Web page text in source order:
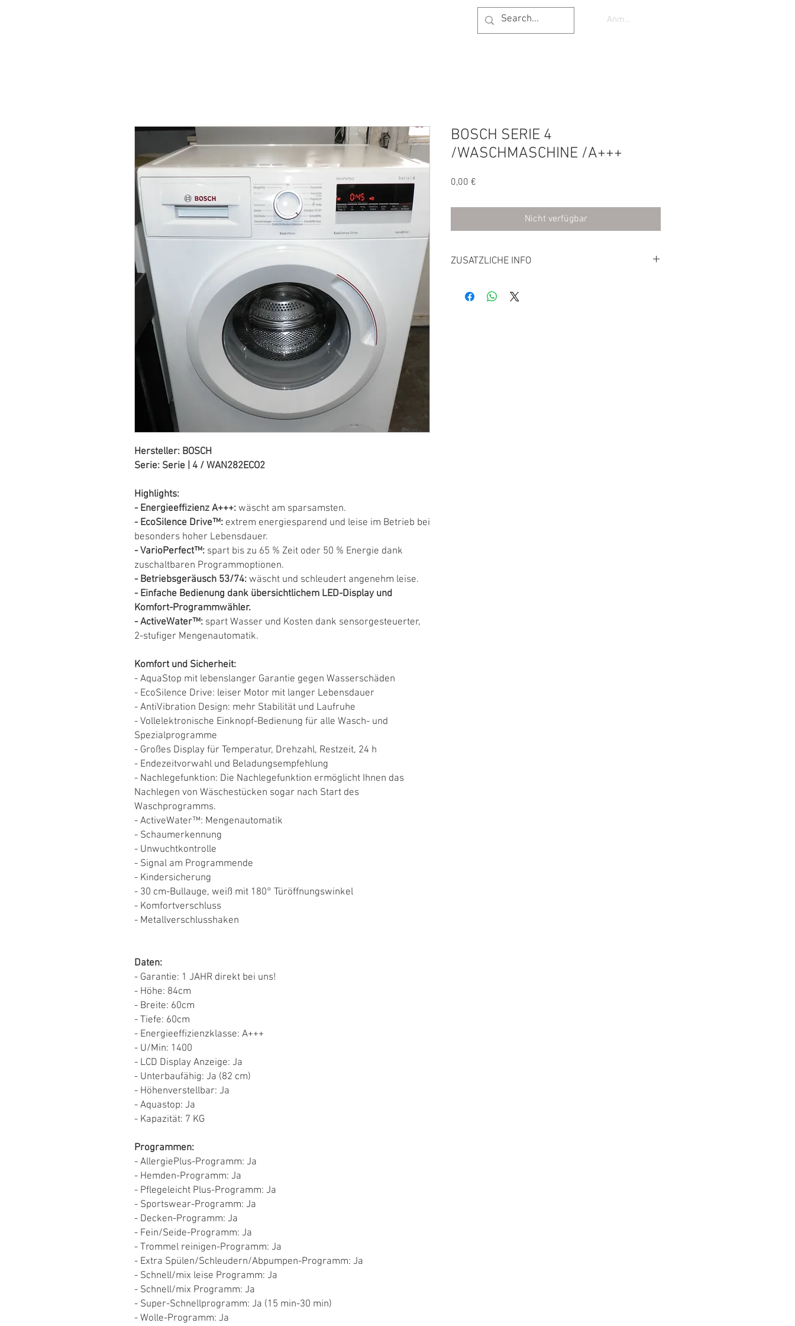
Anmelden
Hersteller: BOSCH
Serie: Serie | 4 / WAN282ECO2
Highlights:
- Energieeffizienz A+++: wäscht am sparsamsten.
- EcoSilence Drive™: extrem energiesparend und leise im Betrieb bei
besonders hoher Lebensdauer.
- VarioPerfect™: spart bis zu 65 % Zeit oder 50 % Energie dank
zuschaltbaren Programmoptionen.
- Betriebsgeräusch 53/74: wäscht und schleudert angenehm leise.
- Einfache Bedienung dank übersichtlichem LED-Display und
Komfort-Programmwähler.
- ActiveWater™: spart Wasser und Kosten dank sensorgesteuerter,
2-stufiger Mengenautomatik.
Komfort und Sicherheit:
- AquaStop mit lebenslanger Garantie gegen Wasserschäden
- EcoSilence Drive: leiser Motor mit langer Lebensdauer
- AntiVibration Design: mehr Stabilität und Laufruhe
- Vollelektronische Einknopf-Bedienung für alle Wasch- und
Spezialprogramme
- Großes Display für Temperatur, Drehzahl, Restzeit, 24 h
- Endezeitvorwahl und Beladungsempfehlung
- Nachlegefunktion: Die Nachlegefunktion ermöglicht Ihnen das
Nachlegen von Wäschestücken sogar nach Start des
Waschprogramms.
- ActiveWater™: Mengenautomatik
- Schaumerkennung
- Unwuchtkontrolle
- Signal am Programmende
- Kindersicherung
- 30 cm-Bullauge, weiß mit 180° Türöffnungswinkel
- Komfortverschluss
- Metallverschlusshaken
Daten:
- Garantie: 1 JAHR direkt bei uns!
- Höhe: 84cm
- Breite: 60cm
- Tiefe: 60cm
- Energieeffizienzklasse: A+++
- U/Min: 1400
- LCD Display Anzeige: Ja
- Unterbaufähig: Ja (82 cm)
- Höhenverstellbar: Ja
- Aquastop: Ja
- Kapazität: 7 KG
Programmen:
- AllergiePlus-Programm: Ja
- Hemden-Programm: Ja
- Pflegeleicht Plus-Programm: Ja
- Sportswear-Programm: Ja
- Decken-Programm: Ja
- Fein/Seide-Programm: Ja
- Trommel reinigen-Programm: Ja
- Extra Spülen/Schleudern/Abpumpen-Programm: Ja
- Schnell/mix leise Programm: Ja
- Schnell/mix Programm: Ja
- Super-Schnellprogramm: Ja (15 min-30 min)
- Wolle-Programm: Ja
BOSCH SERIE 4
/WASCHMASCHINE /A+++
0,00 €
Nicht verfügbar
ZUSATZLICHE INFO
folgendemLink